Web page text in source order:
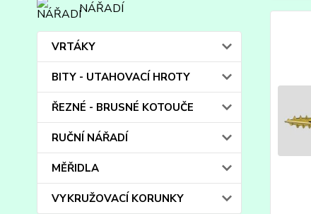
NÁŘADÍ
VRTÁKY
BITY - UTAHOVACÍ HROTY
ŘEZNÉ - BRUSNÉ KOTOUČE
RUČNÍ NÁŘADÍ
MĚŘIDLA
VYKRUŽOVACÍ KORUNKY